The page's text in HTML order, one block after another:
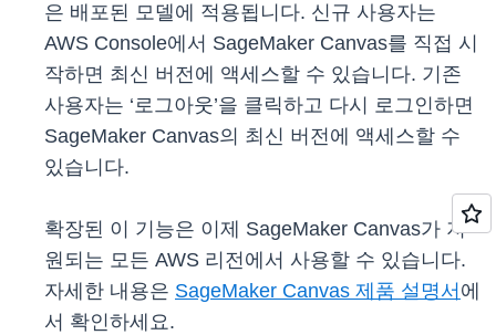
은 배포된 모델에 적용됩니다. 신규 사용자는
AWS Console에서 SageMaker Canvas를 직접 시
작하면 최신 버전에 액세스할 수 있습니다. 기존
사용자는 ‘로그아웃’을 클릭하고 다시 로그인하면
SageMaker Canvas의 최신 버전에 액세스할 수
있습니다.
확장된 이 기능은 이제 SageMaker Canvas가 지
원되는 모든 AWS 리전에서 사용할 수 있습니다.
자세한 내용은 SageMaker Canvas 제품 설명서 에
서 확인하세요.